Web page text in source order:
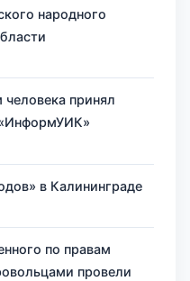
народного
принял
«ИнформУИК»
в Калининграде
по правам
провели